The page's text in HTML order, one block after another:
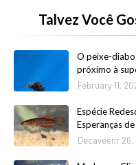
Talvez Você
O peixe-
próximo à
February 11,
Espécie
Esperanças
Decaveenr 26,